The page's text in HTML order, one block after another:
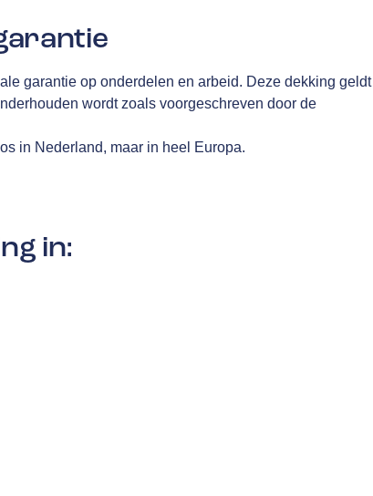
garantie op onderdelen en arbeid. Deze dekking geldt
wordt zoals voorgeschreven door de
in Nederland, maar in heel Europa.
in: